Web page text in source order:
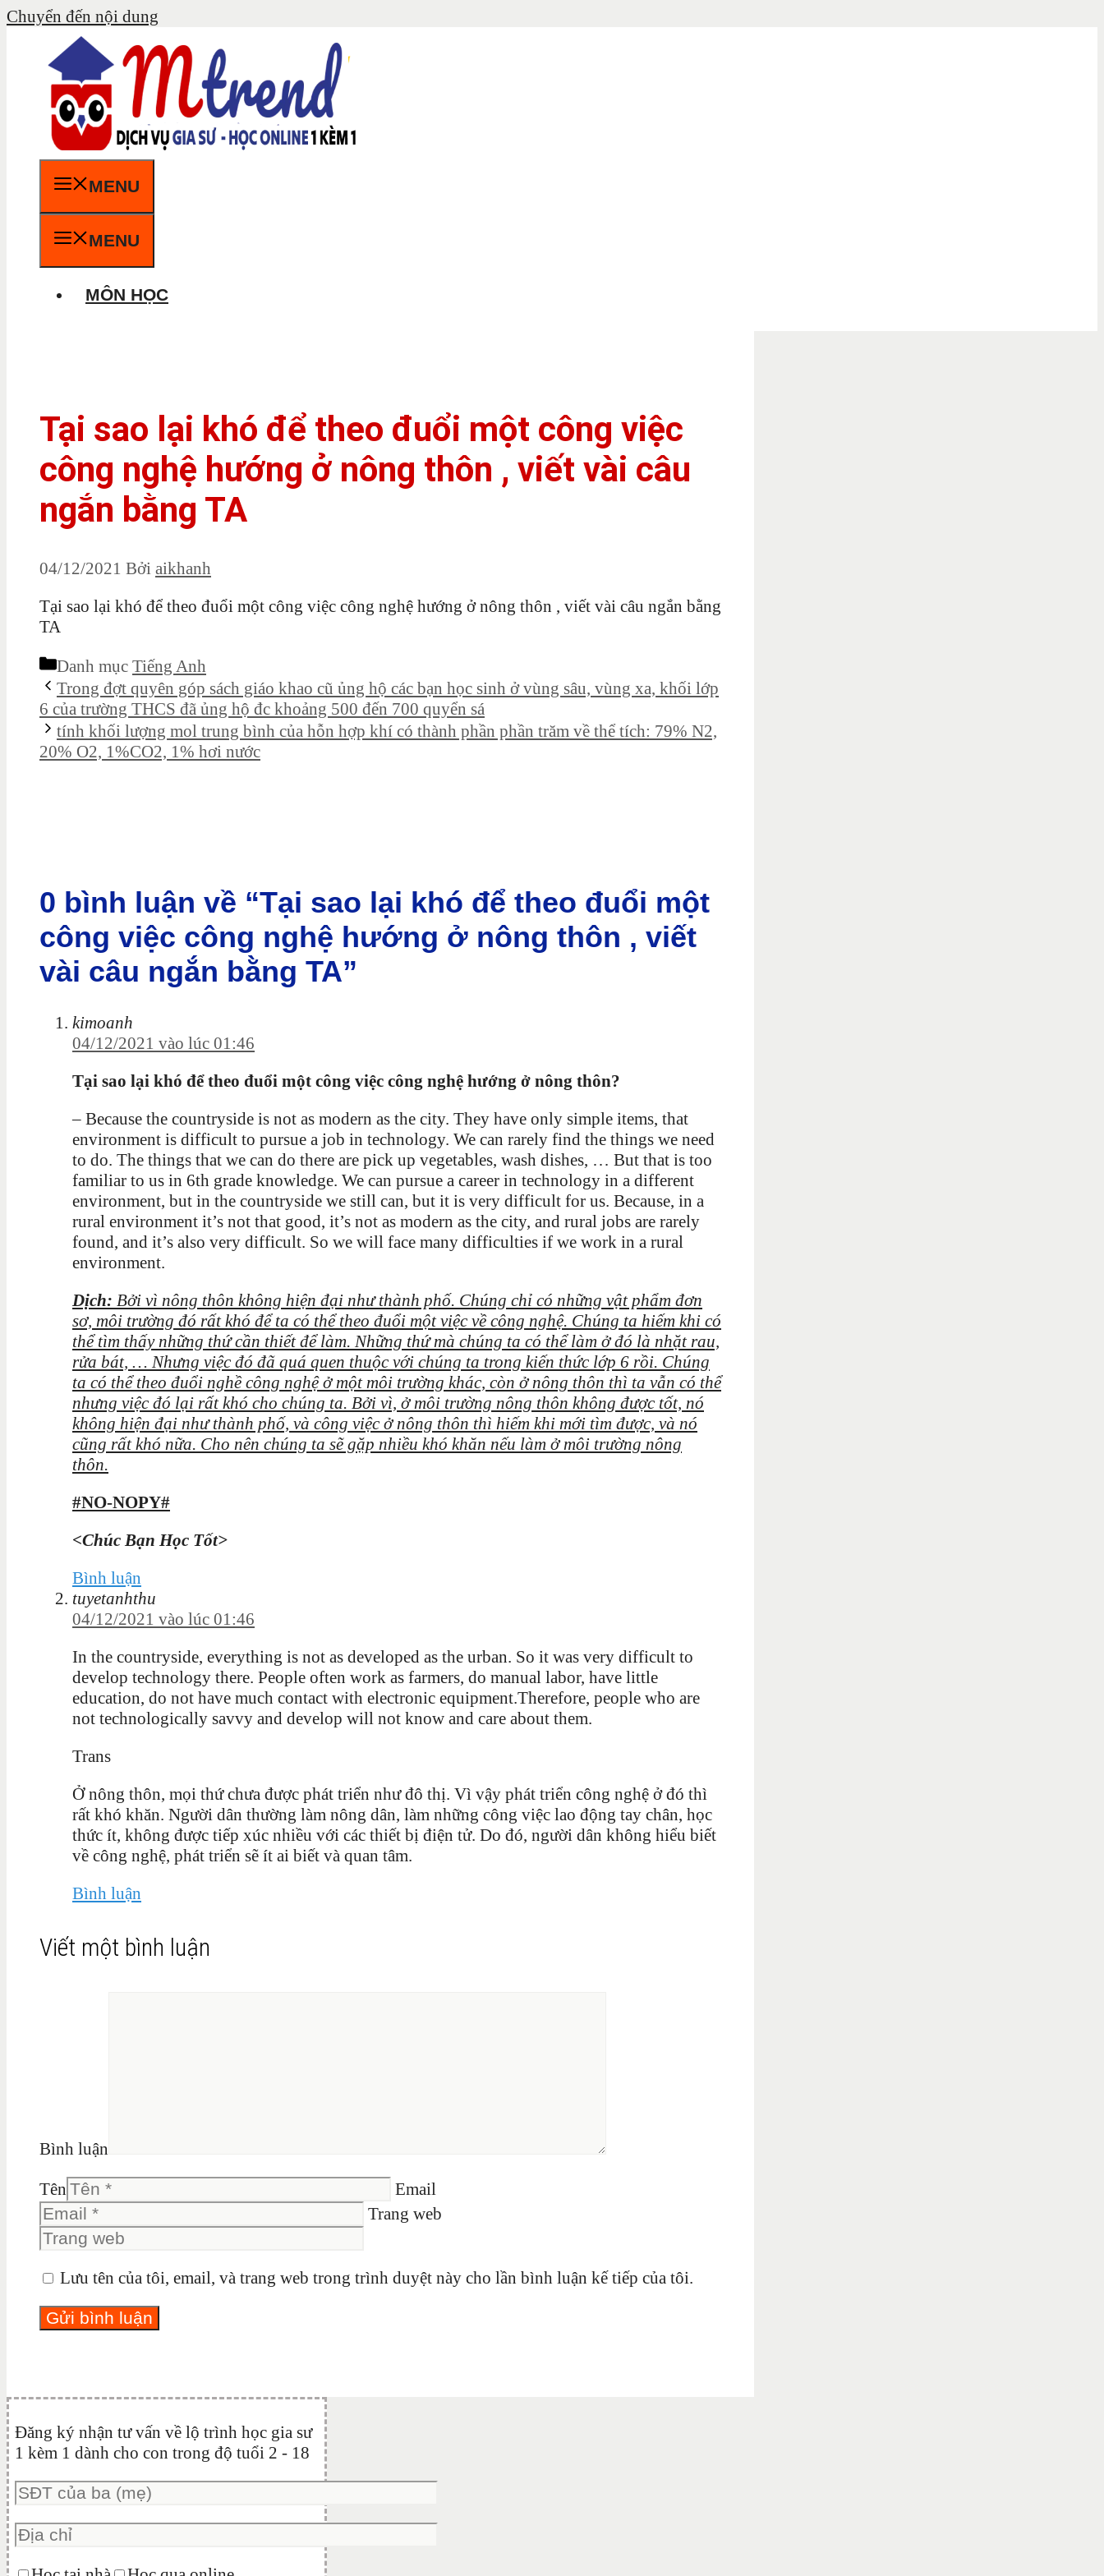
Chuyển đến nội dung
MENU
MENU
MÔN HỌC
Tại sao lại khó để theo đuổi một công việc
công nghệ hướng ở nông thôn , viết vài câu
ngắn bằng TA
04/12/2021 Bởi aikhanh
Tại sao lại khó để theo đuổi một công việc công nghệ hướng ở nông thôn , viết vài câu ngắn bằng
TA
Danh mục Tiếng Anh
Trong đợt quyên góp sách giáo khao cũ ủng hộ các bạn học sinh ở vùng sâu, vùng xa, khối lớp
6 của trường THCS đã ủng hộ đc khoảng 500 đến 700 quyển sá
tính khối lượng mol trung bình của hỗn hợp khí có thành phần phần trăm về thể tích: 79% N2,
20% O2, 1%CO2, 1% hơi nước
0 bình luận về “Tại sao lại khó để theo đuổi một
công việc công nghệ hướng ở nông thôn , viết
vài câu ngắn bằng TA”
kimoanh
04/12/2021 vào lúc 01:46
Tại sao lại khó để theo đuổi một công việc công nghệ hướng ở nông thôn?
– Because the countryside is not as modern as the city. They have only simple items, that
environment is difficult to pursue a job in technology. We can rarely find the things we need
to do. The things that we can do there are pick up vegetables, wash dishes, … But that is too
familiar to us in 6th grade knowledge. We can pursue a career in technology in a different
environment, but in the countryside we still can, but it is very difficult for us. Because, in a
rural environment it’s not that good, it’s not as modern as the city, and rural jobs are rarely
found, and it’s also very difficult. So we will face many difficulties if we work in a rural
environment.
Dịch: Bởi vì nông thôn không hiện đại như thành phố. Chúng chỉ có những vật phẩm đơn
sơ, môi trường đó rất khó để ta có thể theo đuổi một việc về công nghệ. Chúng ta hiếm khi có
thể tìm thấy những thứ cần thiết để làm. Những thứ mà chúng ta có thể làm ở đó là nhặt rau,
rửa bát, … Nhưng việc đó đã quá quen thuộc với chúng ta trong kiến thức lớp 6 rồi. Chúng
ta có thể theo đuổi nghề công nghệ ở một môi trường khác, còn ở nông thôn thì ta vẫn có thể
nhưng việc đó lại rất khó cho chúng ta. Bởi vì, ở môi trường nông thôn không được tốt, nó
không hiện đại như thành phố, và công việc ở nông thôn thì hiếm khi mới tìm được, và nó
cũng rất khó nữa. Cho nên chúng ta sẽ gặp nhiều khó khăn nếu làm ở môi trường nông
thôn.
#NO-NOPY#
<Chúc Bạn Học Tốt>
Bình luận
tuyetanhthu
04/12/2021 vào lúc 01:46
In the countryside, everything is not as developed as the urban. So it was very difficult to
develop technology there. People often work as farmers, do manual labor, have little
education, do not have much contact with electronic equipment.Therefore, people who are
not technologically savvy and develop will not know and care about them.
Trans
Ở nông thôn, mọi thứ chưa được phát triển như đô thị. Vì vậy phát triển công nghệ ở đó thì
rất khó khăn. Người dân thường làm nông dân, làm những công việc lao động tay chân, học
thức ít, không được tiếp xúc nhiều với các thiết bị điện tử. Do đó, người dân không hiểu biết
về công nghệ, phát triển sẽ ít ai biết và quan tâm.
Bình luận
Viết một bình luận
Bình luận
Tên
Email
Trang web
Lưu tên của tôi, email, và trang web trong trình duyệt này cho lần bình luận kế tiếp của tôi.
Đăng ký nhận tư vấn về lộ trình học gia sư
1 kèm 1 dành cho con trong độ tuổi 2 - 18